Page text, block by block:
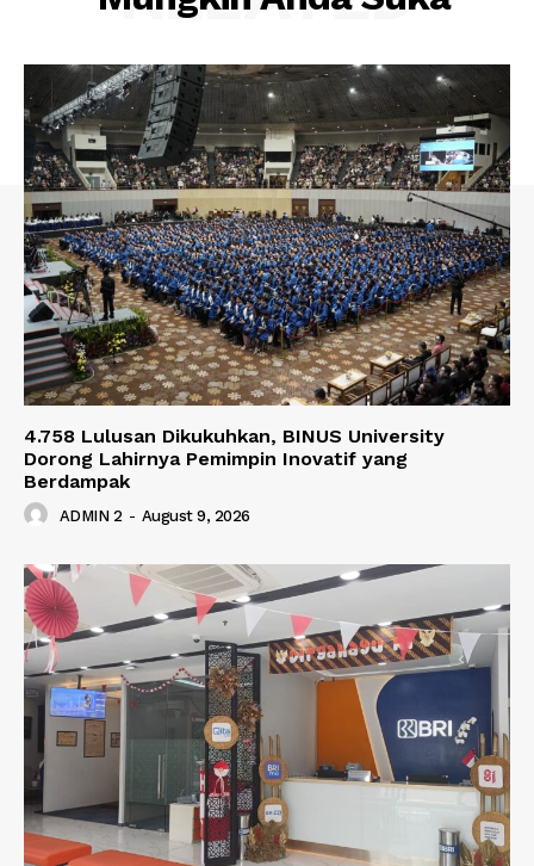
4.758 Lulusan Dikukuhkan, BINUS University
Dorong Lahirnya Pemimpin Inovatif yang
Berdampak
ADMIN 2 - August 9, 2026